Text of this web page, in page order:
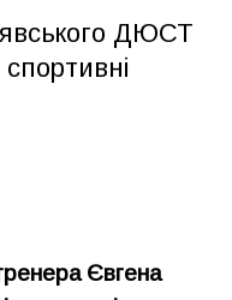
ДЮСТ
спортивні
Євгена